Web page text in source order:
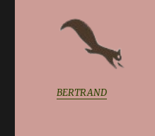
BERTRAND